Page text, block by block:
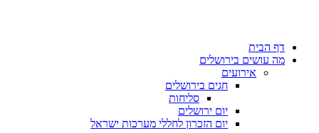
דף הבית
מה עושים בירושלים
אירועים
חגים בירושלים
סליחות
יום ירושלים
יום הזכרון לחללי מערכות ישראל